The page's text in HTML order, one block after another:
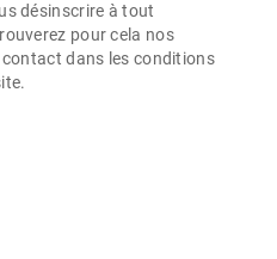
désinscrire à tout
pour cela nos
dans les conditions